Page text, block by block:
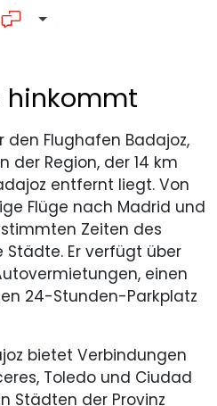
List additional actions
hinkommt
den Flughafen Badajoz,
der Region, der 14 km
entfernt liegt. Von
Flüge nach Madrid und
Zeiten des
Er verfügt über
einen
24-Stunden-Parkplatz
bietet Verbindungen
Toledo und Ciudad
Städten der Provinz